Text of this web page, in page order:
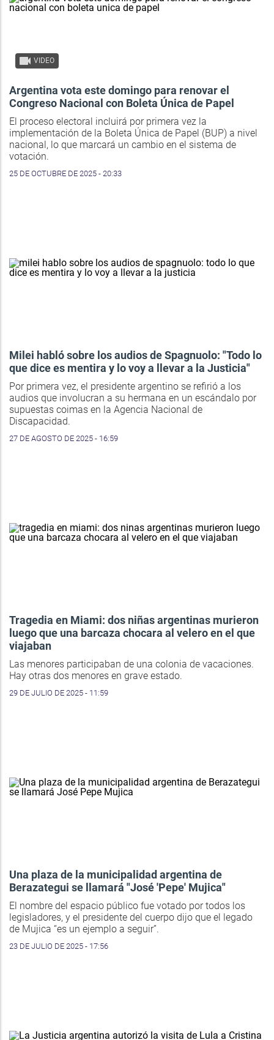
VIDEO
Argentina vota este domingo para renovar el
Congreso Nacional con Boleta Única de Papel
El proceso electoral incluirá por primera vez la
implementación de la Boleta Única de Papel (BUP) a nivel
nacional, lo que marcará un cambio en el sistema de
votación.
25 DE OCTUBRE DE 2025 - 20:33
Milei habló sobre los audios de Spagnuolo: "Todo lo
que dice es mentira y lo voy a llevar a la Justicia"
Por primera vez, el presidente argentino se refirió a los
audios que involucran a su hermana en un escándalo por
supuestas coimas en la Agencia Nacional de
Discapacidad.
27 DE AGOSTO DE 2025 - 16:59
Tragedia en Miami: dos niñas argentinas murieron
luego que una barcaza chocara al velero en el que
viajaban
Las menores participaban de una colonia de vacaciones.
Hay otras dos menores en grave estado.
29 DE JULIO DE 2025 - 11:59
Una plaza de la municipalidad argentina de
Berazategui se llamará "José 'Pepe' Mujica"
El nombre del espacio público fue votado por todos los
legisladores, y el presidente del cuerpo dijo que el legado
de Mujica “es un ejemplo a seguir”.
23 DE JULIO DE 2025 - 17:56